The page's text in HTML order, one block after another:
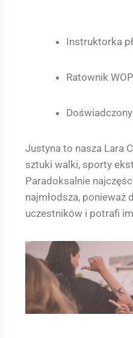
Instruktorka
Ratownik
Justyna to nasza Lara
sztuki walki, sporty
Paradoksalnie
najmłodsza, ponieważ
uczestników i potrafi